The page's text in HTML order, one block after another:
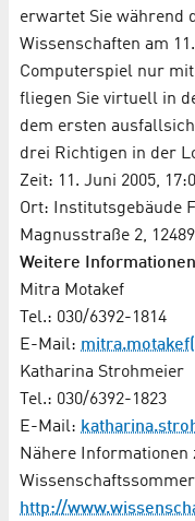
erwartet Sie während
Wissenschaften am
Computerspiel nur
fliegen Sie virtuell in
dem ersten
drei Richtigen in der
Zeit: 11. Juni 2005,
Ort: Institutsgebäude
Magnusstraße 2,
Weitere
Mitra Motakef
Tel.: 030/6392-1814
E-Mail:
Katharina Strohmeier
Tel.: 030/6392-1823
E-Mail:
Nähere
http://